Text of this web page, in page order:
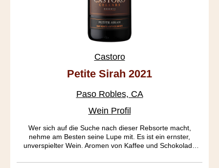
Castoro
Petite Sirah 2021
Paso Robles, CA
Wein Profil
Wer sich auf die Suche nach dieser Rebsorte macht,
nehme am Besten seine Lupe mit. Es ist ein ernster,
unverspielter Wein. Aromen von Kaffee und Schokolade
diesen Ausnahmewein.